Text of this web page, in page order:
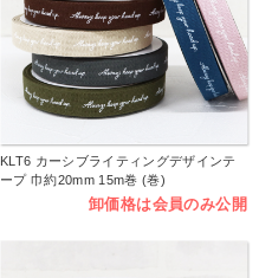
KLT6 カーシブライティングデザインテ
ープ 巾約20mm 15m巻 (巻)
卸価格は会員のみ公開